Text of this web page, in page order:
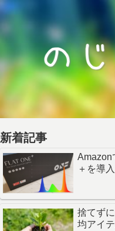
新着記事
Amazon
＋を導入
捨てず
均アイ